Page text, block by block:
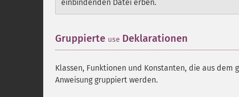
einbindenden Datei erben.
Gruppierte use Deklarationen
Klassen, Funktionen und Konstanten, die aus
Anweisung gruppiert werden.